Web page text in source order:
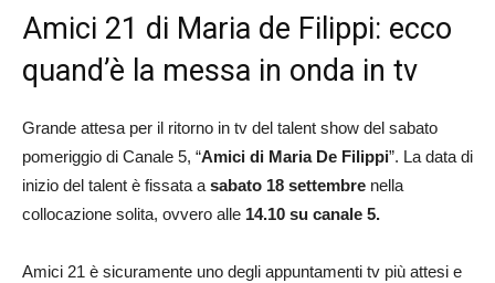
Amici 21 di Maria de Filippi: ecco
quand’è la messa in onda in tv
Grande attesa per il ritorno in tv del talent show del sabato
pomeriggio di Canale 5, “Amici di Maria De Filippi”. La data di
inizio del talent è fissata a sabato 18 settembre nella
collocazione solita, ovvero alle 14.10 su canale 5.
Amici 21 è sicuramente uno degli appuntamenti tv più attesi e